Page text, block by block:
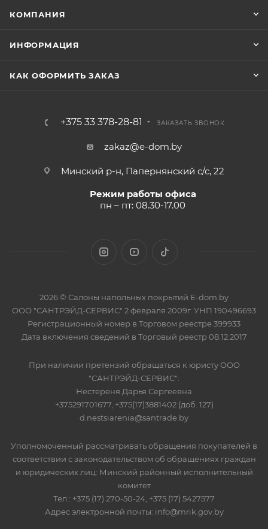
КОМПАНИЯ
ИНФОРМАЦИЯ
КАК ОФОРМИТЬ ЗАКАЗ
+375 33 378-28-81 ЗАКАЗАТЬ ЗВОНОК
zakaz@e-dom.by
Минский р-н, Папернянский с/с, 22
Режим работы офиса
пн – пт: 08.30-17.00
2026 © Салоны напольных покрытий E-dom.by
ООО "САНТРЭЙД-СЕРВИС" 2 февраля 2009г. УНП 190496693
Регистрационный номер в Торговом реестре 399933
Дата включения сведений в Торговый реестр 08.12.2017
При наличии претензий обращаться к юристу ООО
"САНТРЭЙД-СЕРВИС":
Нестереня Дарья Сергеевна
+375291701677, +375(17)3881402 (доб. 127)
d.nestsiarenia@santrade.by
Уполномоченный рассматривать обращения покупателей в
соответствии с законодательством об обращениях граждан
и юридических лиц: Минский районный исполнительный
комитет
Тел.: +375 (17) 270-50-24, +375 (17) 5427577
Адрес электронной почты: info@mrik.gov.by